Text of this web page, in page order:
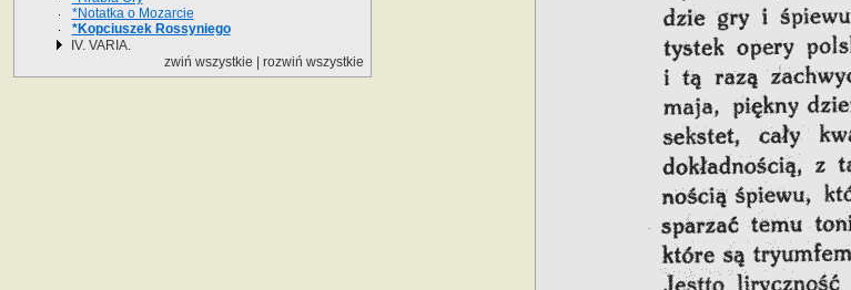
*Notatka o Mozarcie
*Kopciuszek Rossyniego
IV. VARIA.
zwiń wszystkie |rozwiń wszystkie